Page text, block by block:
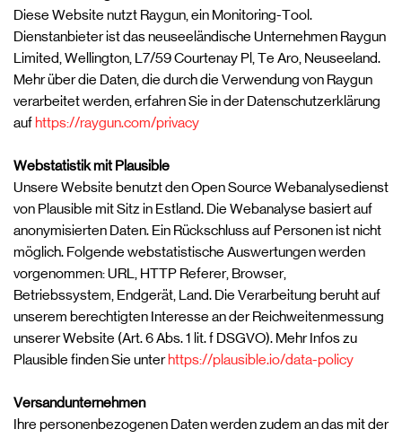
Diese Website nutzt Raygun, ein Monitoring-Tool.
Dienstanbieter ist das neuseeländische Unternehmen Raygun
Limited, Wellington, L7/59 Courtenay Pl, Te Aro, Neuseeland.
Mehr über die Daten, die durch die Verwendung von Raygun
verarbeitet werden, erfahren Sie in der Datenschutzerklärung
auf https://raygun.com/privacy
Webstatistik mit Plausible
Unsere Website benutzt den Open Source Webanalysedienst
von Plausible mit Sitz in Estland. Die Webanalyse basiert auf
anonymisierten Daten. Ein Rückschluss auf Personen ist nicht
möglich. Folgende webstatistische Auswertungen werden
vorgenommen: URL, HTTP Referer, Browser,
Betriebssystem, Endgerät, Land. Die Verarbeitung beruht auf
unserem berechtigten Interesse an der Reichweitenmessung
unserer Website (Art. 6 Abs. 1 lit. f DSGVO). Mehr Infos zu
Plausible finden Sie unter https://plausible.io/data-policy
Versandunternehmen
Ihre personenbezogenen Daten werden zudem an das mit der